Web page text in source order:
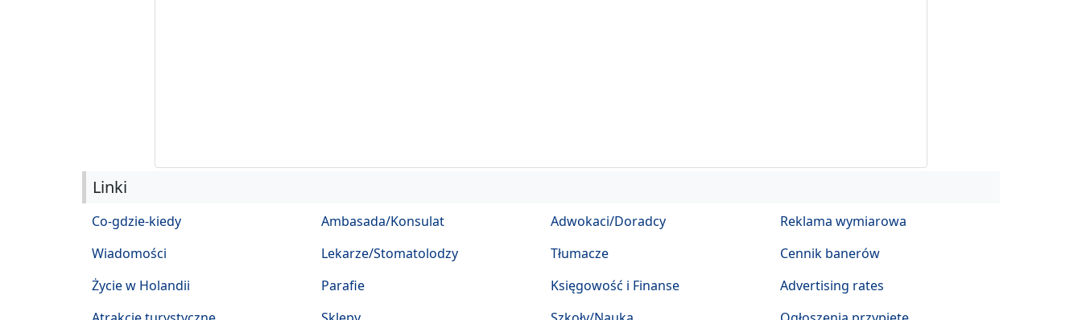
Linki
Co-gdzie-kiedy
Wiadomości
Życie w Holandii
Ambasada/Konsulat
Lekarze/Stomatolodzy
Parafie
Adwokaci/Doradcy
Tłumacze
Księgowość i Finanse
Reklama wymiarowa
Cennik banerów
Advertising rates